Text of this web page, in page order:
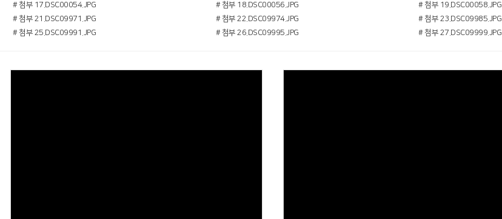
# 첨부 17.DSC00054.JPG
# 첨부 18.DSC00056.JPG # 첨부 19.DSC00058.JPG
# 첨부 21.DSC09971.JPG
# 첨부 22.DSC09974.JPG # 첨부 23.DSC09985.JPG
# 첨부 25.DSC09991.JPG
# 첨부 26.DSC09995.JPG # 첨부 27.DSC09999.JPG